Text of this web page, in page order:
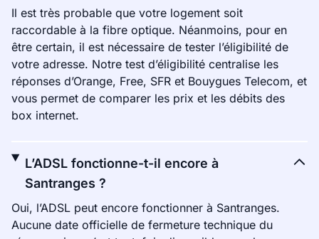
Il est très probable que votre logement soit
raccordable à la fibre optique. Néanmoins, pour en
être certain, il est nécessaire de tester l’éligibilité de
votre adresse. Notre test d’éligibilité centralise les
réponses d’Orange, Free, SFR et Bouygues Telecom, et
vous permet de comparer les prix et les débits des
box internet.
L’ADSL fonctionne-t-il encore à
Santranges ?
Oui, l’ADSL peut encore fonctionner à Santranges.
Aucune date officielle de fermeture technique du